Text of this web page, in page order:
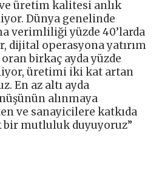
üretim kalitesi anlık
Dünya genelinde
verimliliği yüzde 40’larda
dijital operasyona yatırım
birkaç ayda yüzde
üretimi iki kat artan
En az altı ayda
alınmaya
ve sanayicilere katkıda
mutluluk duyuyoruz”